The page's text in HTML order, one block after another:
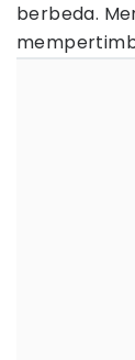
berbeda.